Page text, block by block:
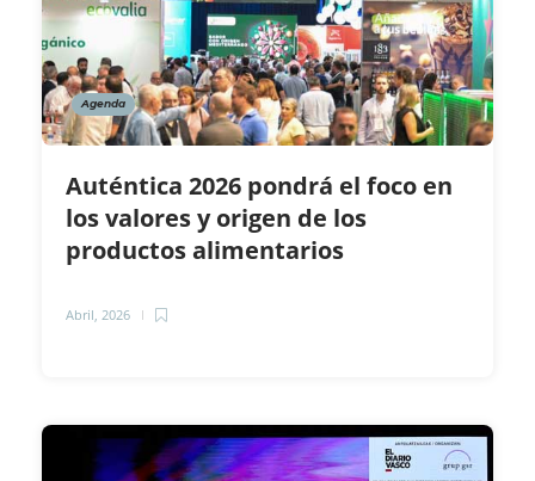
Agenda
Auténtica 2026 pondrá el foco en
los valores y origen de los
productos alimentarios
Abril, 2026